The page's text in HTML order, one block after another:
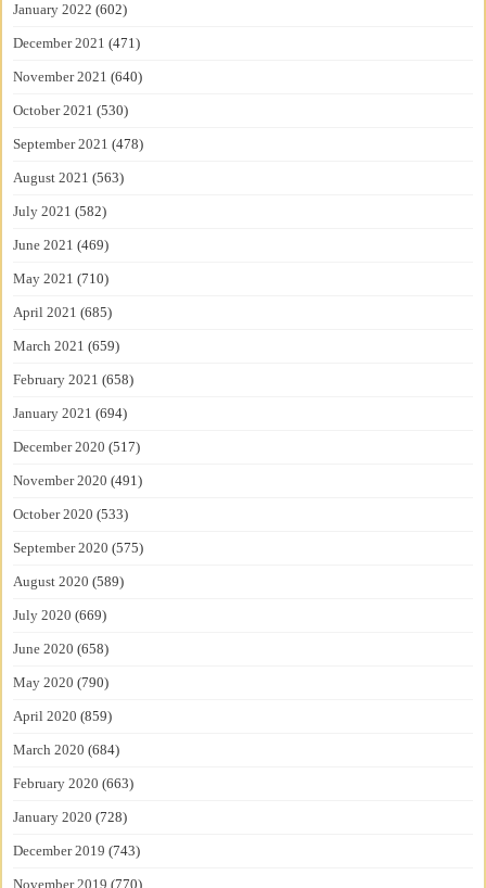
January 2022 (602)
December 2021 (471)
November 2021 (640)
October 2021 (530)
September 2021 (478)
August 2021 (563)
July 2021 (582)
June 2021 (469)
May 2021 (710)
April 2021 (685)
March 2021 (659)
February 2021 (658)
January 2021 (694)
December 2020 (517)
November 2020 (491)
October 2020 (533)
September 2020 (575)
August 2020 (589)
July 2020 (669)
June 2020 (658)
May 2020 (790)
April 2020 (859)
March 2020 (684)
February 2020 (663)
January 2020 (728)
December 2019 (743)
November 2019 (770)